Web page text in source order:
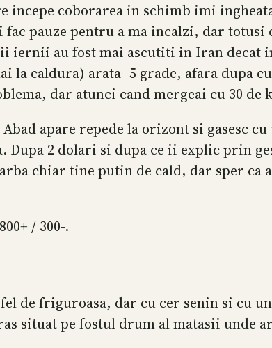
incepe coborarea in schimb imi
fac pauze pentru a ma incalzi, dar
iernii au fost mai ascutiti in Iran decat
la caldura) arata -5 grade, afara dupa
dar atunci cand mergeai cu 30
apare repede la orizont si gasesc
Dupa 2 dolari si dupa ce ii explic prin
chiar tine putin de cald, dar sper
/ 300-.
de friguroasa, dar cu cer senin si cu
situat pe fostul drum al matasii unde